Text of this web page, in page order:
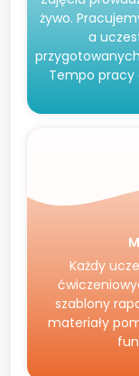
żywo.
a
Tempo pracy
Każdy
szablony
materiały